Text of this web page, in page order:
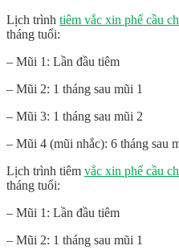
Lịch trình tiêm vắc xin phế cầu
tháng tuổi:
– Mũi 1: Lần đầu tiêm
– Mũi 2: 1 tháng sau mũi 1
– Mũi 3: 1 tháng sau mũi 2
– Mũi 4 (mũi nhắc): 6 tháng sau
Lịch trình tiêm vắc xin phế cầu
tháng tuổi:
– Mũi 1: Lần đầu tiêm
– Mũi 2: 1 tháng sau mũi 1